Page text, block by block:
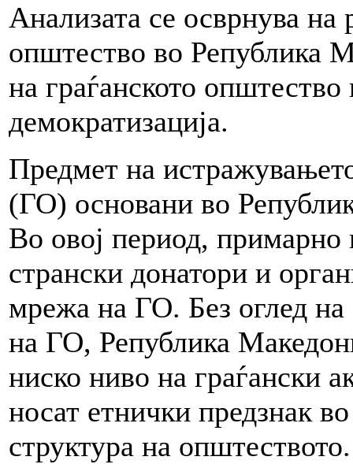
Анализата се осврнува на
општество во Република
на граѓанското
демократизација.
Предмет на
(ГО) основани во
Во овој период, примарно
странски донатори и
мрежа на ГО. Без оглед на
на ГО, Република
ниско ниво на граѓански
носат етнички предзнак
структура на општеството.